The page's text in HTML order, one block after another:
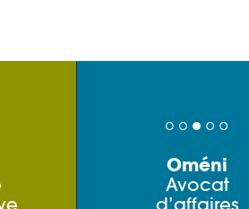
Oméni
Avocat
d’affaires